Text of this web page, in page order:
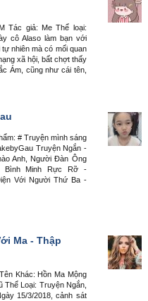
Tác giả: Me Thể loại:
cô Alaso làm bạn với
nhiên mà có mối quan
xã hội, bất chợt thấy
Ám, cũng như cái tên,
# Truyện mình sáng
Truyện Ngắn -
Anh, Người Đàn Ông
Bình Minh Rực Rỡ -
Với Người Thứ Ba -
Ma - Thập
Khác: Hồn Ma Mộng
Thể Loại: Truyện Ngắn,
15/3/2018, cảnh sát